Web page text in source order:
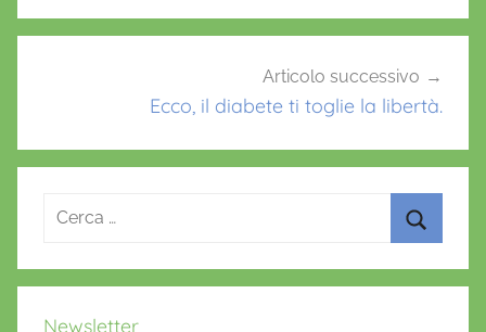
Articolo successivo
Ecco, il diabete ti toglie la libertà.
Ricerca
Newsletter